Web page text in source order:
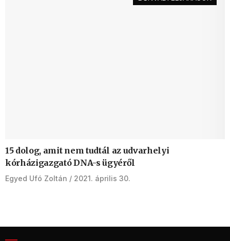
15 dolog, amit nem tudtál az udvarhelyi
kórházigazgató DNA-s ügyéről
Egyed Ufó Zoltán 2021. április 30.